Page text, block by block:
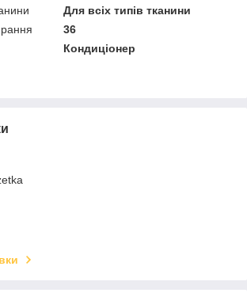
Для всіх типів тканини
36
Кондиціонер